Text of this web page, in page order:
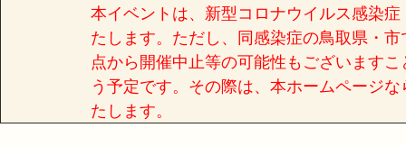
本イベントは、新型コロナウイルス感染
たします。 ただし、同感染症の鳥取県・
点から開催中止等の可能性もございます
う予定です。その際は、本ホームページ
たします。